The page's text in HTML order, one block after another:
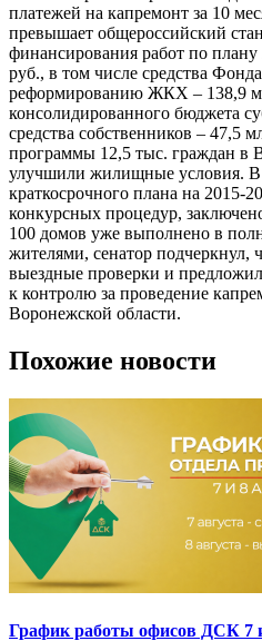
платежей на капремонт за 10
превышает общероссийский
финансирования работ по
руб., в том числе средства
реформированию ЖКХ – 138,9
консолидированного бюджета
средства собственников – 47,5
программы 12,5 тыс. граждан в
улучшили жилищные условия.
краткосрочного плана на 2015-
конкурсных процедур,
100 домов уже выполнено в
жителями, сенатор подчеркнул,
выездные проверки и
к контролю за проведение
Воронежской области.
Похожие новости
График работы офисов ДСК 7